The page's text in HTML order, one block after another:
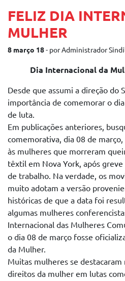
FELIZ DIA
MULHER
8 março 18- por Administrador
Dia Internacional da
Desde que assumi a direção do
importância de comemorar o
de luta.
Em publicações anteriores,
comemorativa, dia 08 de
às mulheres que morreram
têxtil em Nova York, após
de trabalho. Na verdade, os
muito adotam a versão
históricas de que a data foi
algumas mulheres
Internacional das Mulheres
o dia 08 de março fosse
da Mulher.
Muitas mulheres se destacaram
direitos da mulher em lutas